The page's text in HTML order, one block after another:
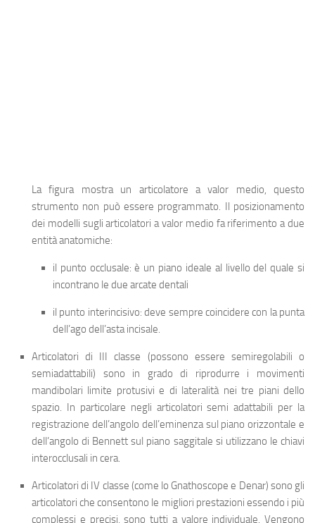
La figura mostra un articolatore a valor medio, questo
strumento non può essere programmato. Il posizionamento
dei modelli sugli articolatori a valor medio fa riferimento a due
entità anatomiche:
il punto occlusale: è un piano ideale al livello del quale si
incontrano le due arcate dentali
il punto interincisivo: deve sempre coincidere con la punta
dell’ago dell’asta incisale.
Articolatori di III classe (possono essere semiregolabili o
semiadattabili) sono in grado di riprodurre i movimenti
mandibolari limite protusivi e di lateralità nei tre piani dello
spazio. In particolare negli articolatori semi adattabili per la
registrazione dell’angolo dell’eminenza sul piano orizzontale e
dell’angolo di Bennett sul piano saggitale si utilizzano le chiavi
interocclusali in cera.
Articolatori di IV classe (come lo Gnathoscope e Denar) sono gli
articolatori che consentono le migliori prestazioni essendo i più
complessi e precisi, sono tutti a valore individuale. Vengono